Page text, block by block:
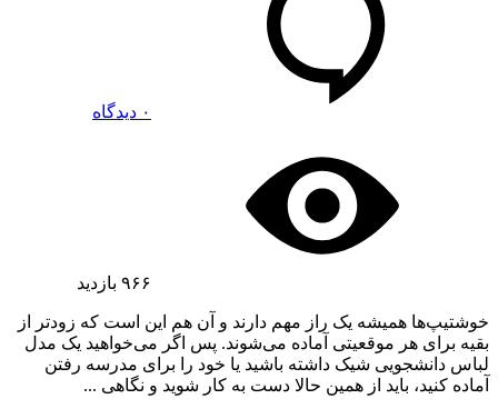
۰ دیدگاه
۹۶۶ بازدید
خوشتیپ‌ها همیشه یک راز مهم دارند و آن هم این است که زودتر از
بقیه برای هر موقعیتی آماده می‌شوند. پس اگر می‌خواهید یک مدل
لباس دانشجویی شیک داشته باشید یا خود را برای مدرسه رفتن
آماده کنید، باید از همین حالا دست به کار شوید و نگاهی ...